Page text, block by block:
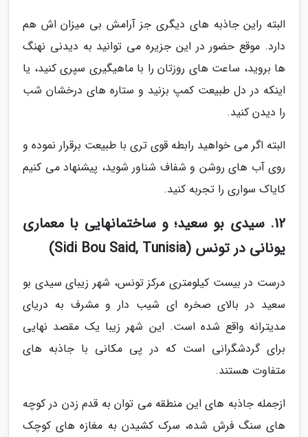
البته راین جاذبه های دیگری جز آرامش بی میزان اش هم
دارد. موقع حضور در این جزیره می توانید به دیدنی نهنگ
ها بروید، ساعت های روزتان را با ماهیگیری سپری کنید، یا
اینکه در دل طبیعت کمپ بزنید و ستاره های درخشان شب
را دیدن کنید.
البته اگر می خواهید رابطه قوی تری با طبیعت برقرار نموده و
روی آب های روشن و شفاف شناور شوید، پیشنهاد می کنیم
کایاک سواری را تجربه کنید.
12. سیدی بو سعید؛ و ساختمان­هایی با معماری
یونانی در تونس (Sidi Bou Said, Tunisia)
درست در بیست کیلومتری مرکز تونس، شهر زیبای سیدی بو
سعید در بالای صخره ای شیب دار و مشرف به دریای
مدیترانه واقع شده است. این شهر زیبا یک مقصد نهایی
برای گردشگرانی است که در پی مکانی با جاذبه های
متفاوت هستند.
ازجمله جاذبه های این منطقه می توان به قدم زدن در کوچه
های سنگ فرش شده، سرک کشیدن به مغازه های کوچک